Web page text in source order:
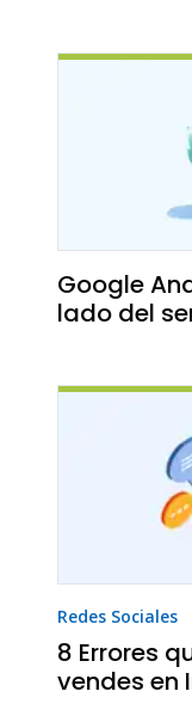
Google
lado del
Redes Sociales
8 Errores
vendes en